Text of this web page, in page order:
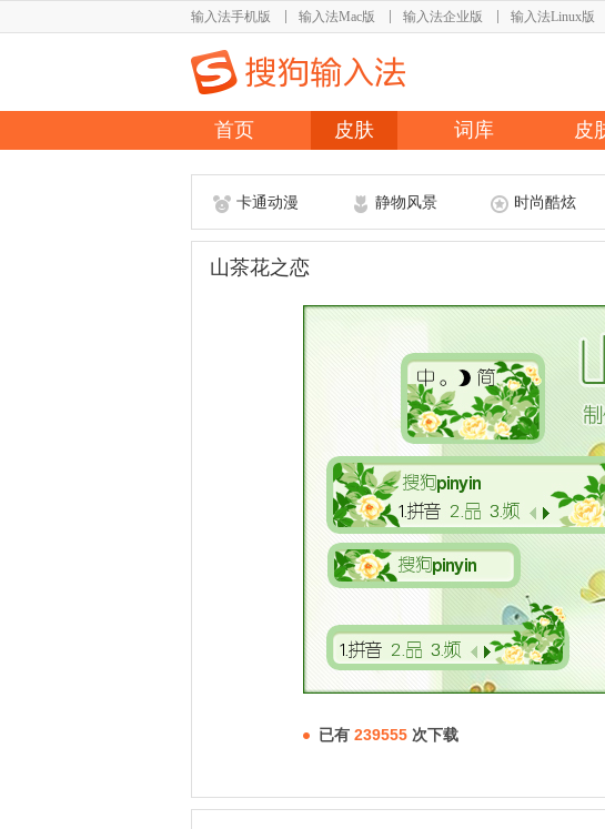
输入法手机版 输入法Mac版 输入法企业版 输入法Linux版
首页 皮肤 词库 皮
卡通动漫 静物风景 时尚酷炫
山茶花之恋
已有 239555 次下载